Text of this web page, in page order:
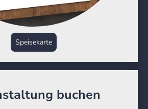
Speisekarte
buchen